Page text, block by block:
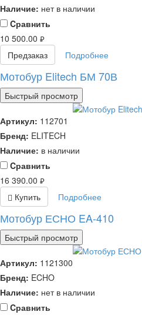
Наличие: нет в наличии
Cравнить
10 500.00 руб.
Предзаказ Подробнее
Мотобур Elitech БМ 70В
Быстрый просмотр
Артикул: 112701
Бренд: ELITECH
Наличие: в наличии
Cравнить
16 390.00 руб.
Купить Подробнее
Мотобур ЕСНО EA-410
Быстрый просмотр
Артикул: 1121300
Бренд: ECHO
Наличие: нет в наличии
Cравнить